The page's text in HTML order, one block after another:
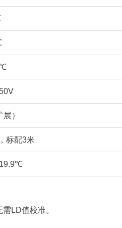
）
标配3米
LD值校准。